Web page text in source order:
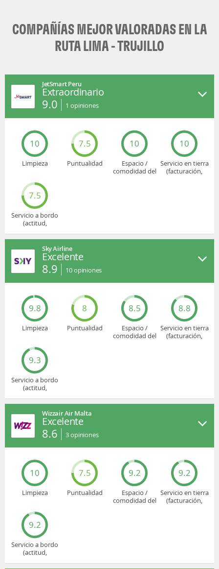
COMPAÑÍAS MEJOR VALORADAS EN LA
RUTA LIMA - TRUJILLO
JetSmart Peru
Extraordinario
9.0 1 opiniones
10
Limpieza
7.5
Puntualidad
10
Espacio /
comodidad del
10
Servicio en tierra
(facturación,
7.5
Servicio a bordo
(actitud,
Sky Airline
Excelente
8.9 10opiniones
9.8
Limpieza
8
Puntualidad
8.5
Espacio /
comodidad del
8.8
Servicio en tierra
(facturación,
9.3
Servicio a bordo
(actitud,
Wizzair Air Malta
Excelente
8.6 3opiniones
10
Limpieza
7.5
Puntualidad
9.2
Espacio /
comodidad del
9.2
Servicio en tierra
(facturación,
9.2
Servicio a bordo
(actitud,